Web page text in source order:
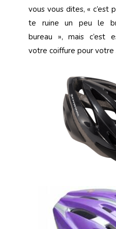
vous vous dites, « c’est
te ruine un peu le
bureau », mais c’est
votre coiffure pour votre